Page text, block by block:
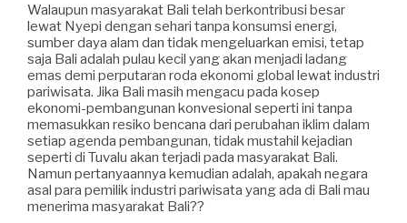
Walaupun masyarakat Bali telah berkontribusi besar
lewat Nyepi dengan sehari tanpa konsumsi energi,
sumber daya alam dan tidak mengeluarkan emisi, tetap
saja Bali adalah pulau kecil yang akan menjadi ladang
emas demi perputaran roda ekonomi global lewat industri
pariwisata. Jika Bali masih mengacu pada kosep
ekonomi-pembangunan konvesional seperti ini tanpa
memasukkan resiko bencana dari perubahan iklim dalam
setiap agenda pembangunan, tidak mustahil kejadian
seperti di Tuvalu akan terjadi pada masyarakat Bali.
Namun pertanyaannya kemudian adalah, apakah negara
asal para pemilik industri pariwisata yang ada di Bali mau
menerima masyarakat Bali??